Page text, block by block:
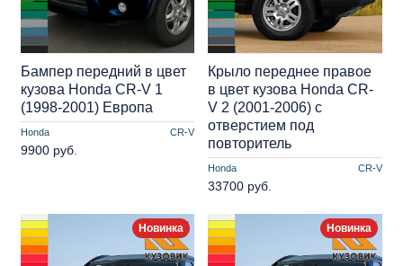
Honda CR-V
Бампер передний в цвет
кузова Honda CR-V 1
(1998-2001) Европа
9900 руб.
Honda CR-V
Крыло переднее правое
в цвет кузова Honda CR-
V 2 (2001-2006) с
отверстием под
повторитель
33700 руб.
Новинка Новинка